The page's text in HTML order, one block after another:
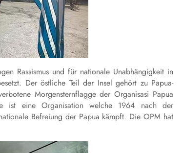
Rassismus und für nationale Unabhängigkeit in
Der östliche Teil der Insel gehört zu Papua-
Morgensternflagge der Organisasi Papua
ist eine Organisation welche 1964 nach der
Befreiung der Papua kämpft. Die OPM hat